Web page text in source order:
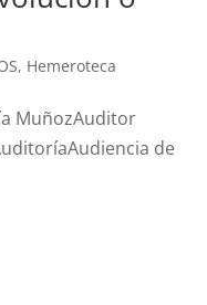
, Hemeroteca
MuñozAuditor
de